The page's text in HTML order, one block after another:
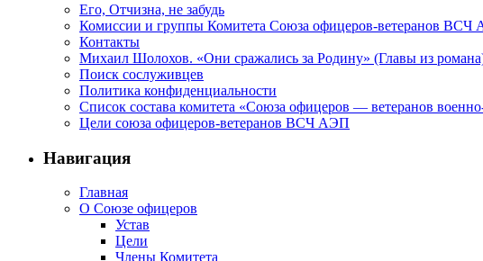
Его, Отчизна, не забудь
Комиссии и группы Комитета Союза офицеров-ветеранов ВСЧ
Контакты
Михаил Шолохов. «Они сражались за Родину» (Главы из
Поиск сослуживцев
Политика конфиденциальности
Список состава комитета «Союза офицеров — ветеранов
Цели союза офицеров-ветеранов ВСЧ АЭП
Навигация
Главная
О Союзе офицеров
Устав
Цели
Члены Комитета